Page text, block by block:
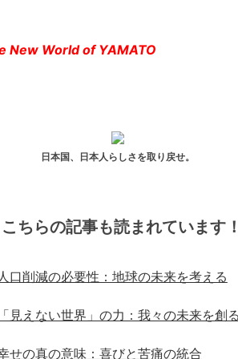
New World of YAMATO
日本国、日本人らしさを取り戻せ。
こちらの記事も読まれています！
口削減の必要性：地球の未来を考える
「見えない世界」の力：我々の未来を創
せの真の意味：喜びと苦痛の統合